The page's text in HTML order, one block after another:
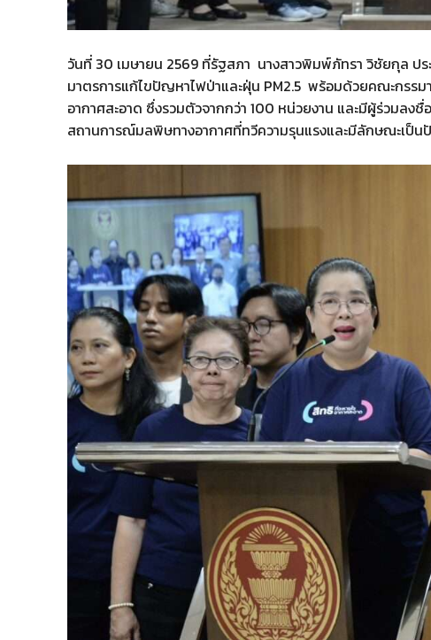
วันที่ 30 เมษายน 2569 ที่รัฐสภา นางสาวพิมพ์ภัทรา วิชัยกุล ป
มาตรการแก้ไขปัญหาไฟป่าและฝุ่น PM2.5 พร้อมด้วยคณะกรร
อากาศสะอาด ซึ่งรวมตัวจากกว่า 100 หน่วยงาน และมีผู้ร่วมล
สถานการณ์มลพิษทางอากาศที่ทวีความรุนแรงและมีลักษณะเป็น